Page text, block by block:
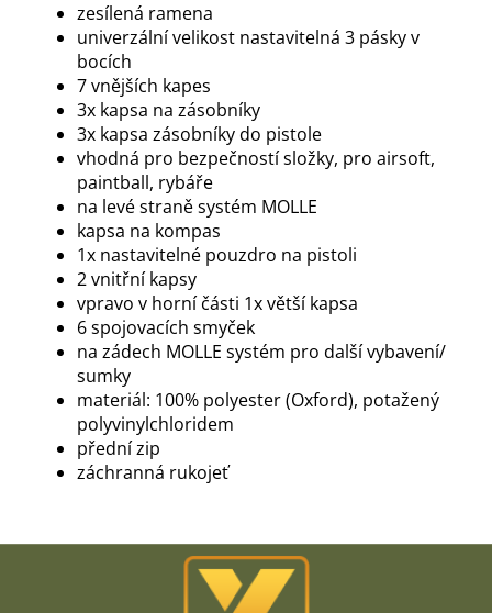
zesílená ramena
univerzální velikost nastavitelná 3 pásky v
bocích
7 vnějších kapes
3x kapsa na zásobníky
3x kapsa zásobníky do pistole
vhodná pro bezpečností složky, pro airsoft,
paintball, rybáře
na levé straně systém MOLLE
kapsa na kompas
1x nastavitelné pouzdro na pistoli
2 vnitřní kapsy
vpravo v horní části 1x větší kapsa
6 spojovacích smyček
na zádech MOLLE systém pro další vybavení/
sumky
materiál: 100% polyester (Oxford), potažený
polyvinylchloridem
přední zip
záchranná rukojeť
Z